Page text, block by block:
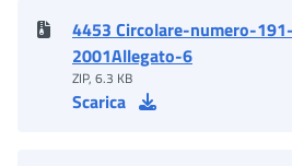
4453 Circolare-numero-
2001Allegato-6
ZIP, 6.3 KB
Scarica